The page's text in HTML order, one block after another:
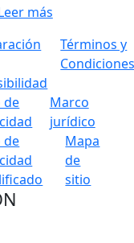
más
Términos y
de
Marco
jurídico
de
Mapa
de
sitio